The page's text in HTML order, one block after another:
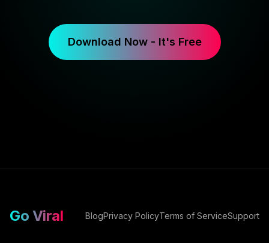
Download Now - It's Free
Go Viral BlogPrivacy PolicyTerms of ServiceSupport